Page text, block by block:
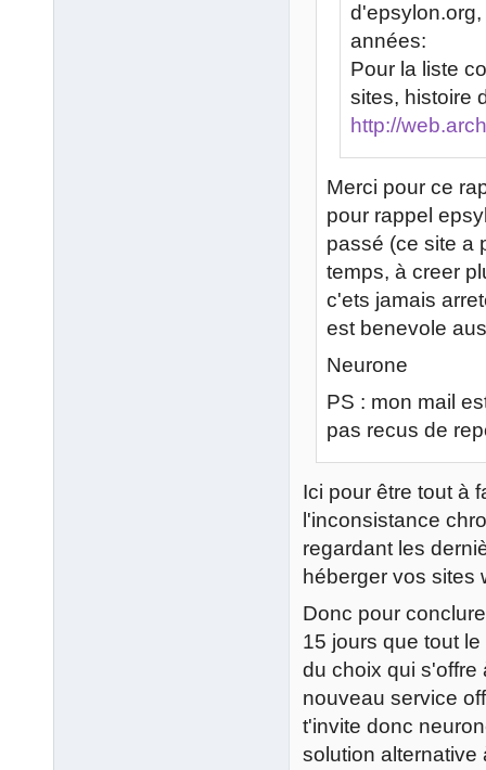
années:
Pour la liste
sites, histoire
http://
Merci pour ce
pour rappel
passé (ce site a
temps, à creer
c'ets jamais
est benevole
Neurone
PS : mon mail
pas recus de
Ici pour être tout à
l'inconsistance
regardant les
héberger vos sites
Donc pour
15 jours que tout
du choix qui s'offre
nouveau service
t'invite donc
solution alternative